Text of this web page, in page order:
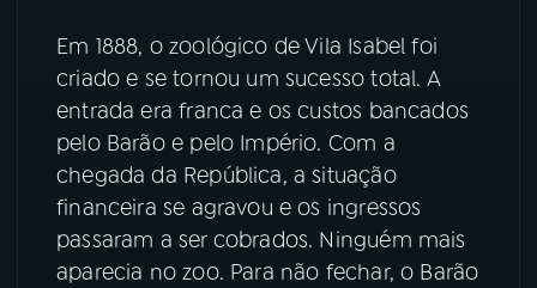
Em 1888, o zoológico de Vila Isabel foi
criado e se tornou um sucesso total. A
entrada era franca e os custos bancados
pelo Barão e pelo Império. Com a
chegada da República, a situação
financeira se agravou e os ingressos
passaram a ser cobrados. Ninguém mais
aparecia no zoo. Para não fechar, o Barão